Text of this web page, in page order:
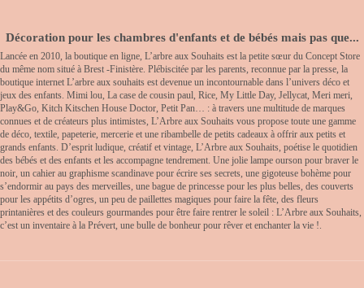
Décoration pour les chambres d'enfants et de bébés mais pas que...
Lancée en 2010, la boutique en ligne, L’arbre aux Souhaits est la petite sœur du Concept Store
du même nom situé à Brest -Finistère. Plébiscitée par les parents, reconnue par la presse, la
boutique internet L’arbre aux souhaits est devenue un incontournable dans l’univers déco et
jeux des enfants. Mimi lou, La case de cousin paul, Rice, My Little Day, Jellycat, Meri meri,
Play&Go, Kitch Kitschen House Doctor, Petit Pan… : à travers une multitude de marques
connues et de créateurs plus intimistes, L’Arbre aux Souhaits vous propose toute une gamme
de déco, textile, papeterie, mercerie et une ribambelle de petits cadeaux à offrir aux petits et
grands enfants. D’esprit ludique, créatif et vintage, L’Arbre aux Souhaits, poétise le quotidien
des bébés et des enfants et les accompagne tendrement. Une jolie lampe ourson pour braver le
noir, un cahier au graphisme scandinave pour écrire ses secrets, une gigoteuse bohème pour
s’endormir au pays des merveilles, une bague de princesse pour les plus belles, des couverts
pour les appétits d’ogres, un peu de paillettes magiques pour faire la fête, des fleurs
printanières et des couleurs gourmandes pour être faire rentrer le soleil : L’Arbre aux Souhaits,
c’est un inventaire à la Prévert, une bulle de bonheur pour rêver et enchanter la vie !.